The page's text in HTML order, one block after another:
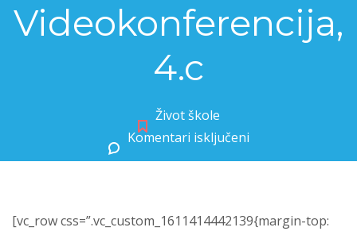
Videokonferencija,
4.c
Život škole
Komentari isključeni
[vc_row css=”.vc_custom_1611414442139{margin-top: